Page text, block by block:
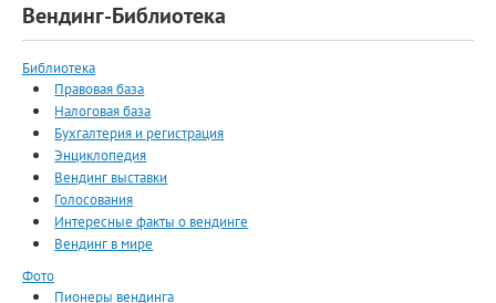
Вендинг-Библиотека
Библиотека
Правовая база
Налоговая база
Бухгалтерия и регистрация
Энциклопедия
Вендинг выставки
Голосования
Интересные факты о вендинге
Вендинг в мире
Фото
Пионеры вендинга